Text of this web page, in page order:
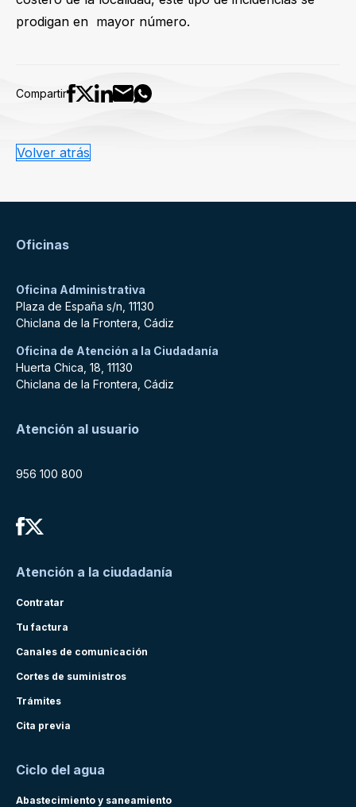
prodigan en mayor número.
Compartir
Volver atrás
Oficinas
Oficina Administrativa
Plaza de España s/n, 11130
Chiclana de la Frontera, Cádiz
Oficina de Atención a la Ciudadanía
Huerta Chica, 18, 11130
Chiclana de la Frontera, Cádiz
Atención al usuario
956 100 800
Atención a la ciudadanía
Contratar
Tu factura
Canales de comunicación
Cortes de suministros
Trámites
Cita previa
Ciclo del agua
Abastecimiento y saneamiento